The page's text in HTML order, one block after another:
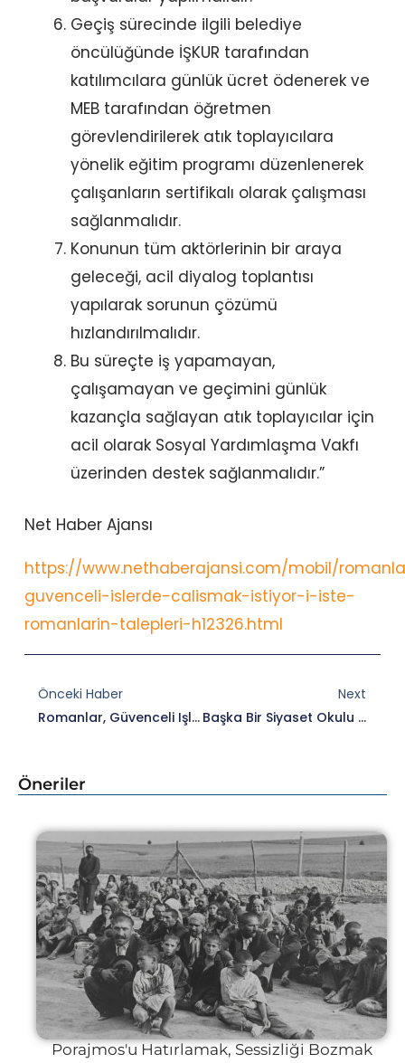
Geçiş sürecinde ilgili belediye
öncülüğünde İŞKUR tarafından
katılımcılara günlük ücret ödenerek ve
MEB tarafından öğretmen
görevlendirilerek atık toplayıcılara
yönelik eğitim programı düzenlenerek
çalışanların sertifikalı olarak çalışması
sağlanmalıdır.
Konunun tüm aktörlerinin bir araya
geleceği, acil diyalog toplantısı
yapılarak sorunun çözümü
hızlandırılmalıdır.
Bu süreçte iş yapamayan,
çalışamayan ve geçimini günlük
kazançla sağlayan atık toplayıcılar için
acil olarak Sosyal Yardımlaşma Vakfı
üzerinden destek sağlanmalıdır.”
Net Haber Ajansı
https://www.nethaberajansi.com/mobil/
guvenceli-islerde-calismak-istiyor-i-iste-
romanlarin-talepleri-h12326.html
Önceki Haber
Romanlar, Güvenceli Işlerde Çalışmak Istiyor
Next
Başka Bir Siyaset Okulu 2021 Burs Başvuruları Devam Ediyor! Son Başvuru Tarihi: 25 Ekim 2021!!
Öneriler
Porajmos'u Hatırlamak, Sessizliği Bozmak